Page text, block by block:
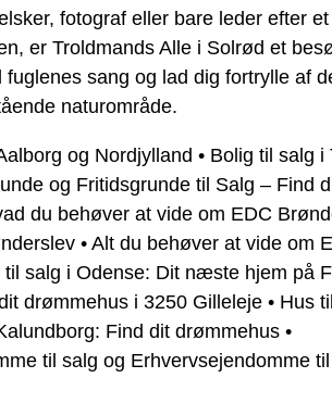
fotograf eller bare leder efter
er Troldmands Alle i Solrød et
sang og lad dig fortrylle af
naturområde.
og Nordjylland • Bolig til salg i
og Fritidsgrunde til Salg – Find
du behøver at vide om EDC
• Alt du behøver at vide om
salg i Odense: Dit næste hjem på
drømmehus i 3250 Gilleleje • Hus
Find dit drømmehus •
til salg og Erhvervsejendomme